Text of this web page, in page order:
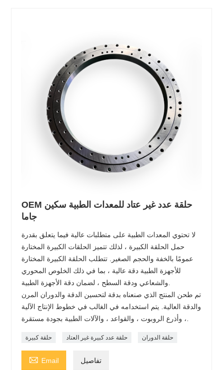
OEM حلقة عدد غير عتاد للمعدات الطبية سكين
جاما
لا تحتوي المعدات الطبية على متطلبات عالية فيما يتعلق بقدرة
حمل الحلقة الكبيرة ، لذلك تتميز الحلقات الكبيرة المختارة
عمومًا بالخفة والحجم الصغير. تتطلب الحلقة الكبيرة المختارة
للأجهزة الطبية دقة عالية ، بما في ذلك الخلوص المحوري
تم طحن المنتج الذي صنعناه بدقة لتحسين الدقة والدوران المرن
والدقة العالية. يتم استخدامه في الغالب في خطوط الإنتاج الآلية
حلقة كبيرة حلقة عدد كبيرة غير العتاد حلقة الدوران
 Email تفاصيل